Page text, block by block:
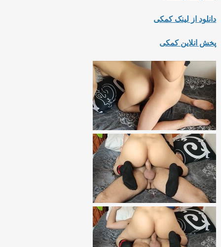
دانلود از لینک کمکی
پخش انلاین کمکی